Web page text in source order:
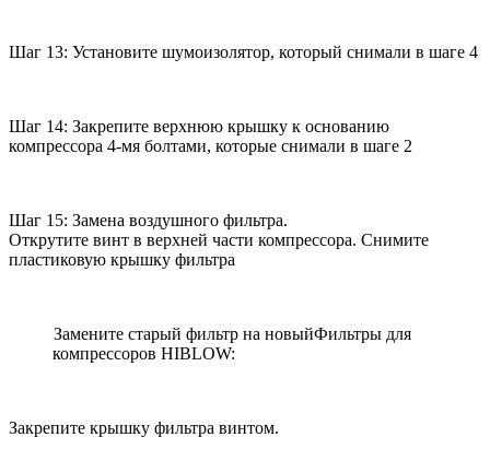
Шаг 13: Установите шумоизолятор, который снимали в шаге 4
Шаг 14: Закрепите верхнюю крышку к основанию
компрессора 4-мя болтами, которые снимали в шаге 2
Шаг 15: Замена воздушного фильтра.
Открутите винт в верхней части компрессора. Снимите
пластиковую крышку фильтра
Замените старый фильтр на новыйФильтры для
компрессоров HIBLOW:
Закрепите крышку фильтра винтом.